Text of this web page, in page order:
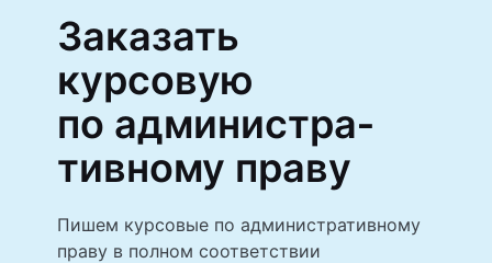
Заказать
курсовую
по администра­
тивному праву
Пишем курсовые по административному
праву в полном соответствии